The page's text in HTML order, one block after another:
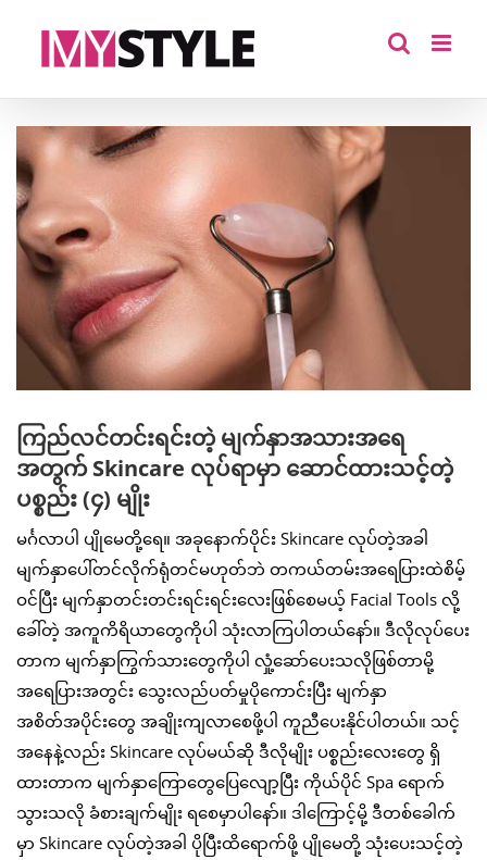
View
Larger
Image
ကြည်လင်တင်းရင်းတဲ့ မျက်နှာအသားအရေ
အတွက် Skincare လုပ်ရာမှာ ဆောင်ထားသင့်တဲ့
ပစ္စည်း (၄) မျိုး
မင်္ဂလာပါ ပျိုမေတို့ရေ။ အခုနောက်ပိုင်း Skincare လုပ်တဲ့အခါ
မျက်နှာပေါ်တင်လိုက်ရုံတင်မဟုတ်ဘဲ တကယ်တမ်းအရေပြားထဲစိမ့်
ဝင်ပြီး မျက်နှာတင်းတင်းရင်းရင်းလေးဖြစ်စေမယ့် Facial Tools လို့
ခေါ်တဲ့ အကူကိရိယာတွေကိုပါ သုံးလာကြပါတယ်နော်။ ဒီလိုလုပ်ပေး
တာက မျက်နှာကြွက်သားတွေကိုပါ လှုံ့ဆော်ပေးသလိုဖြစ်တာမို့
အရေပြားအတွင်း သွေးလည်ပတ်မှုပိုကောင်းပြီး မျက်နှာ
အစိတ်အပိုင်းတွေ အချိုးကျလာစေဖို့ပါ ကူညီပေးနိုင်ပါတယ်။ သင့်
အနေနဲ့လည်း Skincare လုပ်မယ်ဆို ဒီလိုမျိုး ပစ္စည်းလေးတွေ ရှိ
ထားတာက မျက်နှာကြောတွေပြေလျော့ပြီး ကိုယ်ပိုင် Spa ရောက်
သွားသလို ခံစားချက်မျိုး ရစေမှာပါနော်။ ဒါကြောင့်မို့ ဒီတစ်ခေါက်
မှာ Skincare လုပ်တဲ့အခါ ပိုပြီးထိရောက်ဖို့ ပျိုမေတို့ သုံးပေးသင့်တဲ့